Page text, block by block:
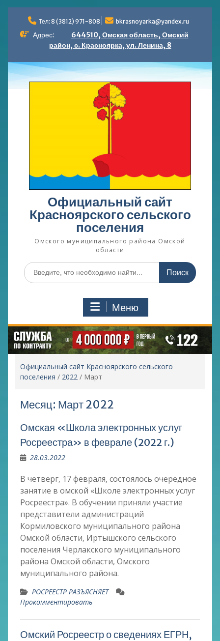
содержимому
Тел: 8 (3812) 971-808 bkrasnoyarka@yandex.ru
Адрес:
644510, Омская область, Омский
район, с. Красноярка, ул. Ленина, 8
Официальный сайт
Красноярского сельского
поселения
Омского муниципального района Омской
области
Поиск
по:
Меню
Официальный сайт Красноярского сельского
поселения / 2022 / Март
Месяц: Март 2022
Омская «Школа электронных услуг
Росреестра» в феврале (2022 г.)
28.03.2022
В четверг, 17 февраля, состоялось очередное
занятие в омской «Школе электронных услуг
Росреестра». В обучении приняли участие
представители администраций
Кормиловского муниципального района
Омской области, Иртышского сельского
поселения Черлакского муниципального
района Омской области, Омского
муниципального района.
РОСРЕЕСТР РАЗЪЯСНЯЕТ
Прокомментировать
Омский Росреестр о сведениях ЕГРН,